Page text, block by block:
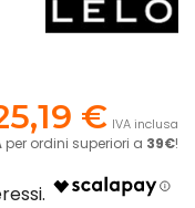
€ IVA inclusa
per ordini superiori a 39€!